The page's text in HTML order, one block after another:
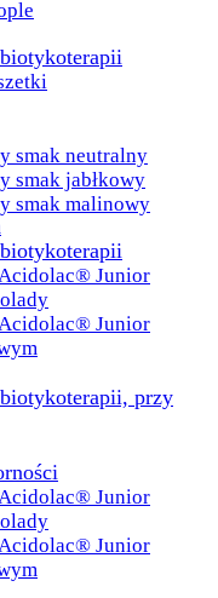
smak neutralny
jabłkowy
smak malinowy
Junior
Junior
przy
Junior
Junior